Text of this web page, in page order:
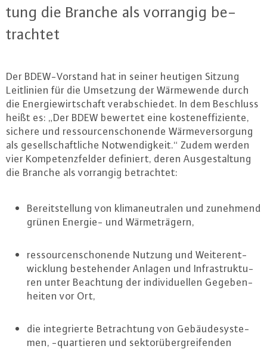
tung die Branche als vorrangig be­
trach­tet
Der BDEW-Vor­stand hat in seiner heutigen Sitzung
Leit­li­ni­en für die Umsetzung der Wär­me­wen­de durch
die En­er­gie­wirt­schaft ver­ab­schie­det. In dem Beschluss
heißt es: „Der BDEW bewertet eine kos­ten­ef­fi­zi­en­te,
sichere und res­sour­cen­scho­nen­de Wär­me­ver­sor­gung
als ge­sell­schaft­li­che Not­wen­dig­keit.“ Zudem werden
vier Kom­pe­tenz­fel­der definiert, deren Aus­ge­stal­tung
die Branche als vorrangig be­trach­tet:
Be­reit­stel­lung von kli­ma­neu­tra­len und zunehmend
grünen Energie- und Wär­me­trä­gern,
res­sour­cen­scho­nen­de Nutzung und Wei­ter­ent­
wick­lung be­ste­hen­der Anlagen und In­fra­struk­tu­
ren unter Beachtung der in­di­vi­du­el­len Ge­ge­ben­
hei­ten vor Ort,
die in­te­grier­te Be­trach­tung von Ge­bäu­de­sys­te­
men, -quar­tie­ren und sek­tor­über­grei­fen­den